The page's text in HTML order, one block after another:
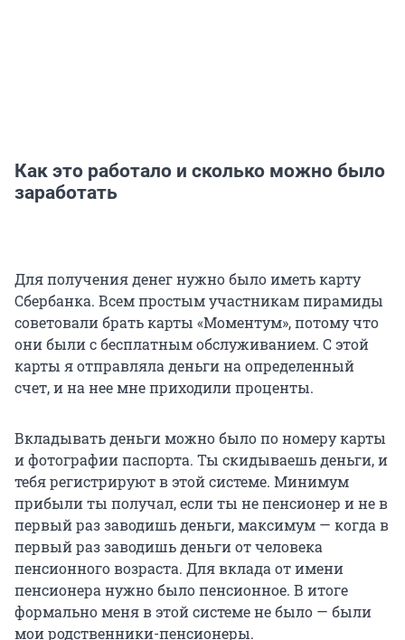
Как это работало и сколько можно было
заработать
Для получения денег нужно было иметь карту
Сбербанка. Всем простым участникам пирамиды
советовали брать карты «Моментум», потому что
они были с бесплатным обслуживанием. С этой
карты я отправляла деньги на определенный
счет, и на нее мне приходили проценты.
Вкладывать деньги можно было по номеру карты
и фотографии паспорта. Ты скидываешь деньги, и
тебя регистрируют в этой системе. Минимум
прибыли ты получал, если ты не пенсионер и не в
первый раз заводишь деньги, максимум — когда в
первый раз заводишь деньги от человека
пенсионного возраста. Для вклада от имени
пенсионера нужно было пенсионное. В итоге
формально меня в этой системе не было — были
мои родственники-пенсионеры.